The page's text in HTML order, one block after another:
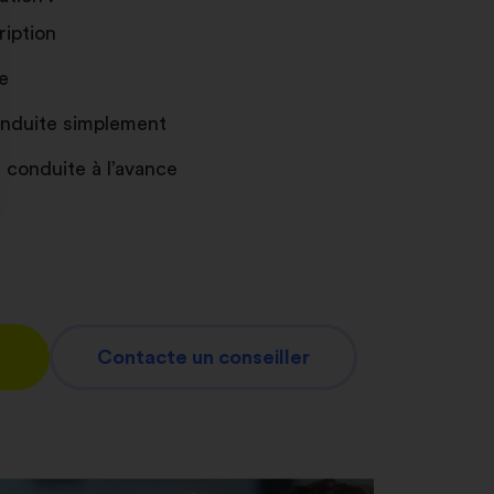
vos Options
vos paramètres de confidentialité, en
simplement
à l’avance
Contacte un conseiller